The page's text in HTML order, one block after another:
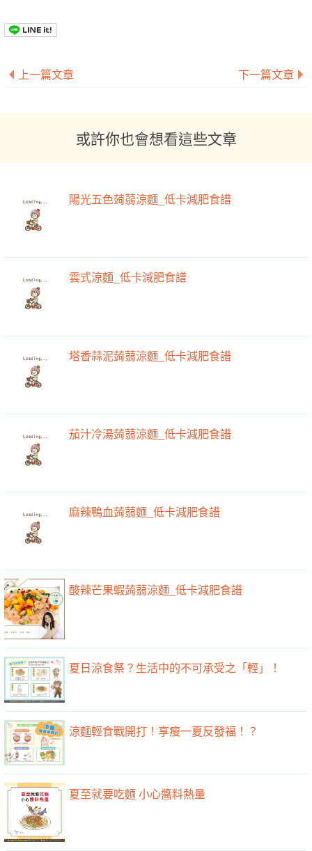
上一篇文章 下一篇文章
或許你也會想看這些文章
陽光五色蒟蒻涼麵_低卡減肥食譜
雲式涼麵_低卡減肥食譜
塔香蒜泥蒟蒻涼麵_低卡減肥食譜
茄汁冷湯蒟蒻涼麵_低卡減肥食譜
麻辣鴨血蒟蒻麵_低卡減肥食譜
酸辣芒果蝦蒟蒻涼麵_低卡減肥食譜
夏日涼食祭？生活中的不可承受之「輕」！
涼麵輕食戰開打！享瘦一夏反發福！？
夏至就要吃麵 小心醬料熱量